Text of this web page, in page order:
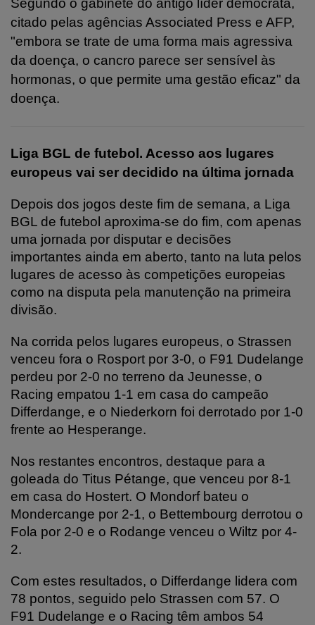
Segundo o gabinete do antigo líder democrata,
citado pelas agências Associated Press e AFP,
"embora se trate de uma forma mais agressiva
da doença, o cancro parece ser sensível às
hormonas, o que permite uma gestão eficaz" da
doença.
Liga BGL de futebol. Acesso aos lugares
europeus vai ser decidido na última jornada
Depois dos jogos deste fim de semana, a Liga
BGL de futebol aproxima-se do fim, com apenas
uma jornada por disputar e decisões
importantes ainda em aberto, tanto na luta pelos
lugares de acesso às competições europeias
como na disputa pela manutenção na primeira
divisão.
Na corrida pelos lugares europeus, o Strassen
venceu fora o Rosport por 3-0, o F91 Dudelange
perdeu por 2-0 no terreno da Jeunesse, o
Racing empatou 1-1 em casa do campeão
Differdange, e o Niederkorn foi derrotado por 1-0
frente ao Hesperange.
Nos restantes encontros, destaque para a
goleada do Titus Pétange, que venceu por 8-1
em casa do Hostert. O Mondorf bateu o
Mondercange por 2-1, o Bettembourg derrotou o
Fola por 2-0 e o Rodange venceu o Wiltz por 4-
2.
Com estes resultados, o Differdange lidera com
78 pontos, seguido pelo Strassen com 57. O
F91 Dudelange e o Racing têm ambos 54